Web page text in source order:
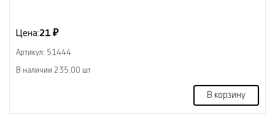
Цена:21 ₽
Артикул: 51444
В наличии 235.00 шт
В корзину